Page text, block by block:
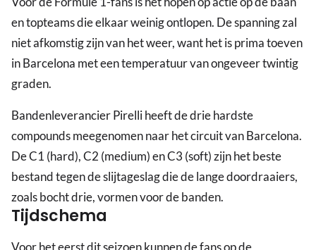
en topteams die elkaar weinig ontlopen. De spanning zal
niet afkomstig zijn van het weer, want het is prima toeven
in Barcelona met een temperatuur van ongeveer twintig
graden.
Bandenleverancier Pirelli heeft de drie hardste
compounds meegenomen naar het circuit van Barcelona.
De C1 (hard), C2 (medium) en C3 (soft) zijn het beste
bestand tegen de slijtageslag die de lange doordraaiers,
zoals bocht drie, vormen voor de banden.
Tijdschema
Voor het eerst dit seizoen kunnen de fans op de